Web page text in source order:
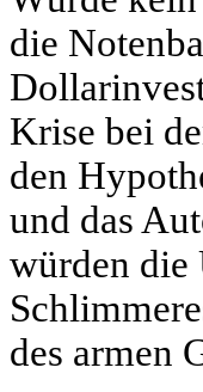
die
Krise bei
den
und das
würden die
des armen